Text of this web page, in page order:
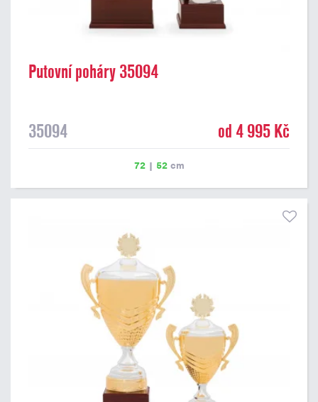
Putovní poháry 35094
35094 od 4 995 Kč
72| 52cm